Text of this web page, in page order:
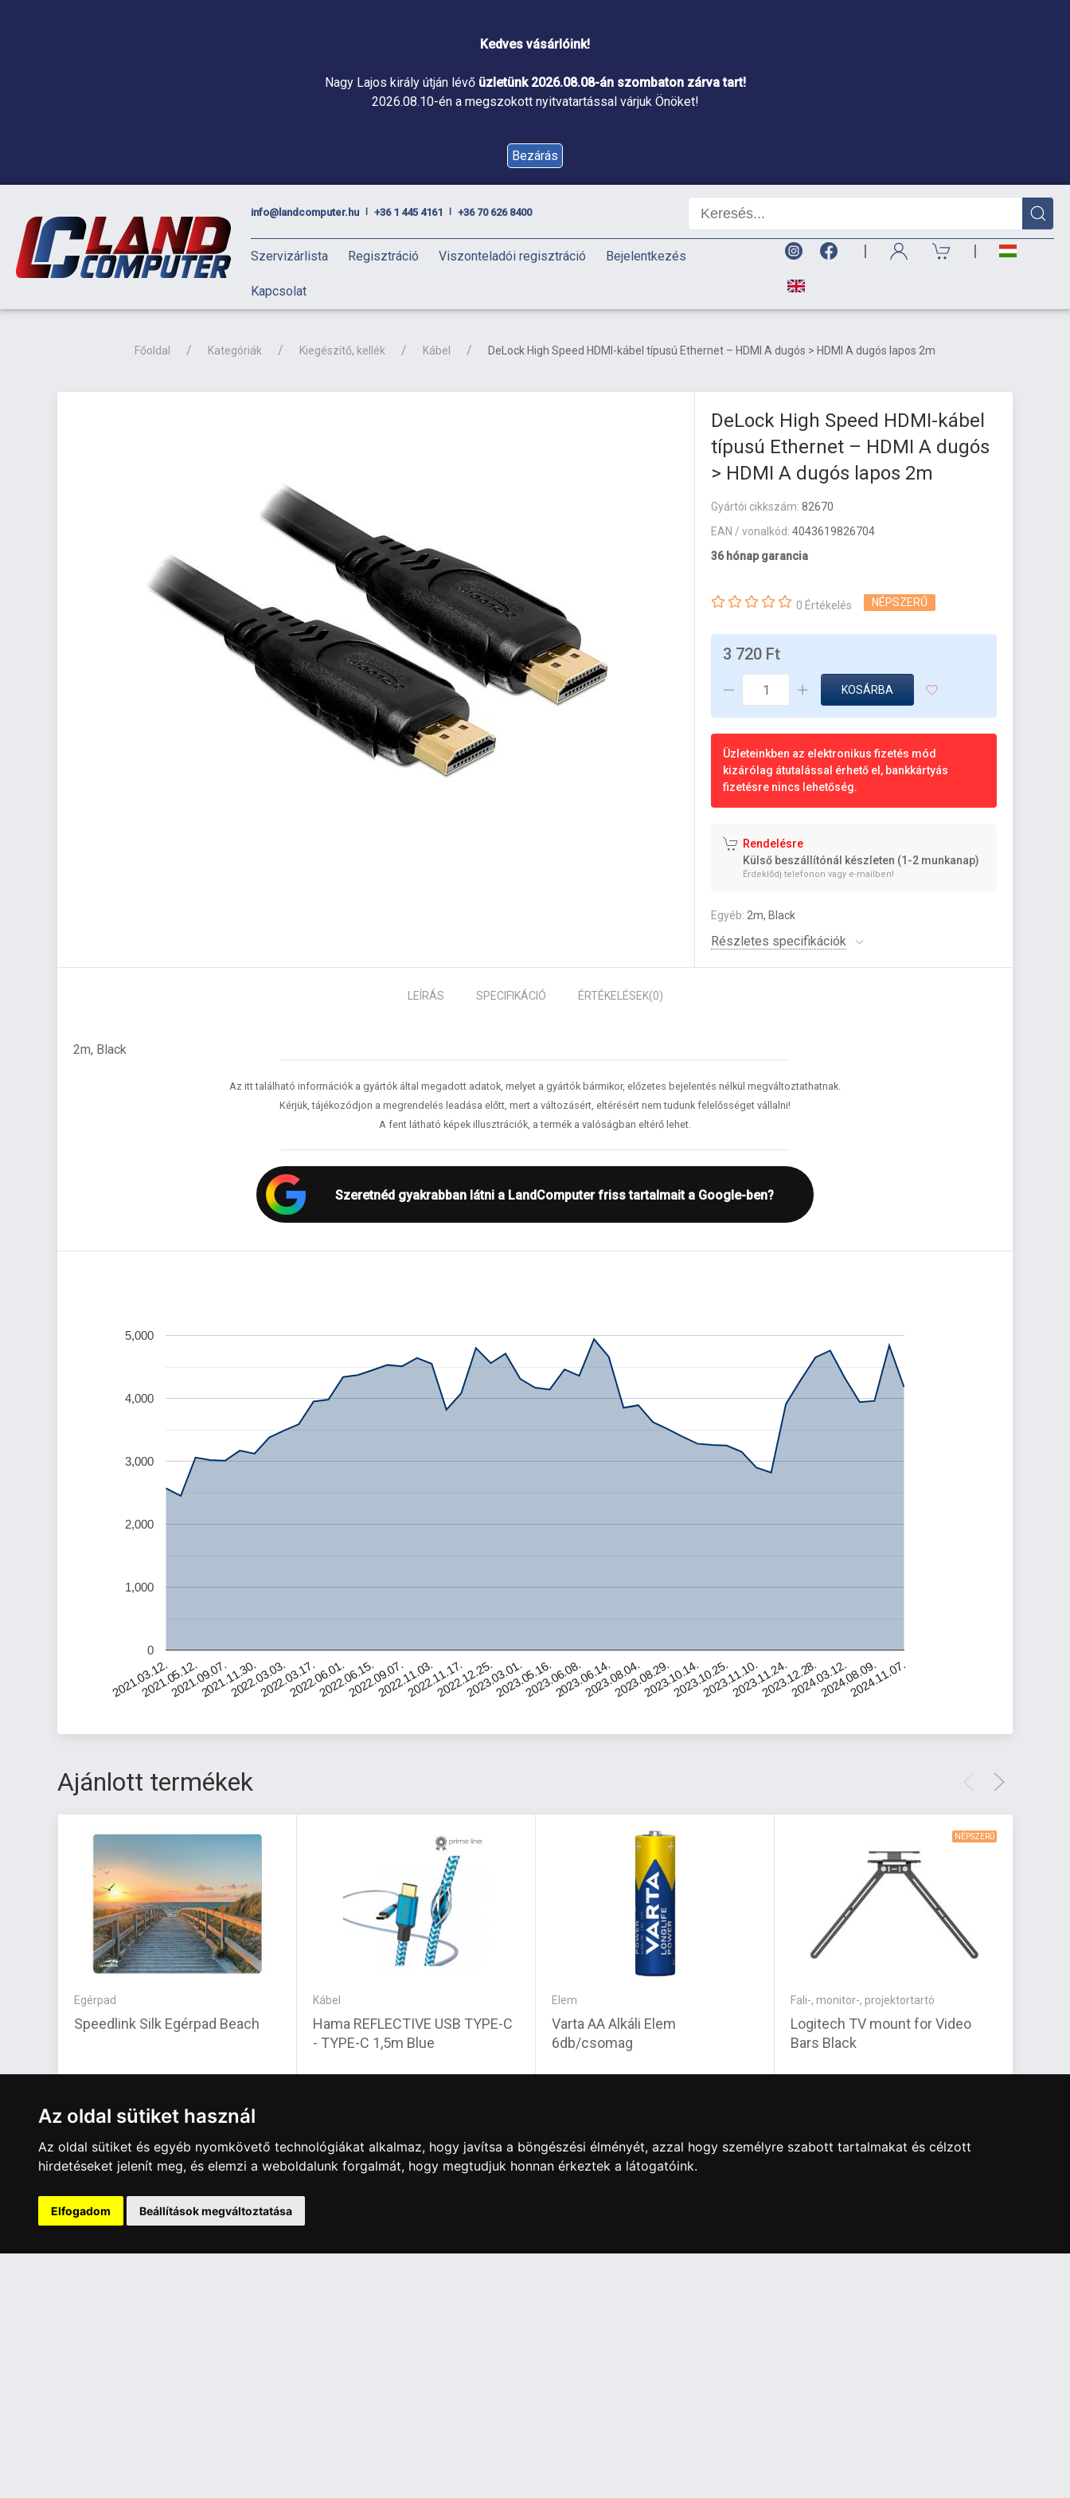
Az oldal sütiket használ
Az oldal sütiket és egyéb nyomkövető technológiákat alkalmaz, hogy javítsa a böngészési élményét, azzal hogy személyre szabott tartalmakat és célzott
hirdetéseket jelenít meg, és elemzi a weboldalunk forgalmát, hogy megtudjuk honnan érkeztek a látogatóink.
Elfogadom Beállítások megváltoztatása
Kedves vásárlóink!
Nagy Lajos király útján lévő üzletünk 2026.08.08-án szombaton zárva tart!
2026.08.10-én a megszokott nyitvatartással várjuk Önöket!
Bezárás
info@landcomputer.hu +36 1 445 4161 +36 70 626 8400
Szervizárlista Regisztráció Viszonteladói regisztráció Bejelentkezés
Kapcsolat
| |
Főoldal Kategóriák Kiegészítő, kellék Kábel DeLock High Speed HDMI-kábel típusú Ethernet – HDMI A dugós > HDMI A dugós lapos 2m
DeLock High Speed HDMI-kábel
típusú Ethernet – HDMI A dugós
> HDMI A dugós lapos 2m
Gyártói cikkszám:82670
EAN / vonalkód:4043619826704
36 hónap garancia
0 Értékelés NÉPSZERŰ
3 720 Ft
KOSÁRBA
Üzleteinkben az elektronikus fizetés mód
kizárólag átutalással érhető el, bankkártyás
fizetésre nincs lehetőség.
Rendelésre
Külső beszállítónál készleten (1-2 munkanap)
Érdeklődj telefonon vagy e-mailben!
Egyéb: 2m, Black
Részletes specifikációk
LEÍRÁS SPECIFIKÁCIÓ ÉRTÉKELÉSEK(0)
2m, Black
Az itt található információk a gyártók által megadott adatok, melyet a gyártók bármikor, előzetes bejelentés nélkül megváltoztathatnak.
Kérjük, tájékozódjon a megrendelés leadása előtt, mert a változásért, eltérésért nem tudunk felelősséget vállalni!
A fent látható képek illusztrációk, a termék a valóságban eltérő lehet.
Szeretnéd gyakrabban látni a LandComputer friss tartalmait a Google-ben?
2021.03.12.2021.05.12.2021.09.07.2021.11.30.2022.03.03.2022.03.17.2022.06.01.2022.06.15.2022.09.07.2022.11.03.2022.11.17.2022.12.25.2023.03.01.2023.05.16.2023.06.08.2023.06.14.2023.08.04.2023.08.29.2023.10.14.2023.10.25.2023.11.10.2023.11.24.2023.12.28.2024.03.12.2024.08.09.2024.11.07.
0
1,000
2,000
3,000
4,000
5,000
Ajánlott termékek
Egérpad
Speedlink Silk Egérpad Beach
3 100 Ft
Kábel
Hama REFLECTIVE USB TYPE-C
- TYPE-C 1,5m Blue
Elem
Varta AA Alkáli Elem
6db/csomag
NÉPSZERŰ
Fali-, monitor-, projektortartó
Logitech TV mount for Video
Bars Black
A Kormány döntése alapján a kereskedő tartós adathordozó termék vásárlásakor köteles a fogyasztó részére ingyenes adattörlő kódot biztosítani.
Hatóság honlapján: